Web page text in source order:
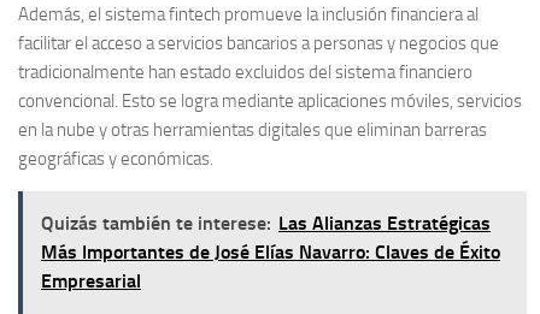
Además, el sistema fintech promueve la inclusión financiera al
facilitar el acceso a servicios bancarios a personas y negocios que
tradicionalmente han estado excluidos del sistema financiero
convencional. Esto se logra mediante aplicaciones móviles, servicios
en la nube y otras herramientas digitales que eliminan barreras
geográficas y económicas.
Quizás también te interese: Las Alianzas Estratégicas
Más Importantes de José Elías Navarro: Claves de Éxito
Empresarial